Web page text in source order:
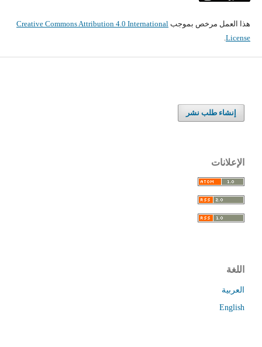
هذا العمل مرخص بموجب Creative Commons Attribution 4.0 International
License
.
إنشاء طلب نشر
الإعلانات
اللغة
العربية
English